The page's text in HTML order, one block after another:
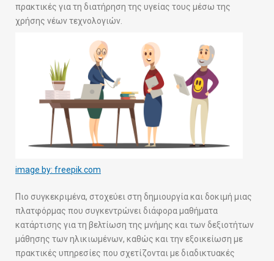
πρακτικές για τη διατήρηση της υγείας τους μέσω της
χρήσης νέων τεχνολογιών.
image by: freepik.com
Πιο συγκεκριμένα, στοχεύει στη δημιουργία και δοκιμή μιας
πλατφόρμας που συγκεντρώνει διάφορα μαθήματα
κατάρτισης για τη βελτίωση της μνήμης και των δεξιοτήτων
μάθησης των ηλικιωμένων, καθώς και την εξοικείωση με
πρακτικές υπηρεσίες που σχετίζονται με διαδικτυακές